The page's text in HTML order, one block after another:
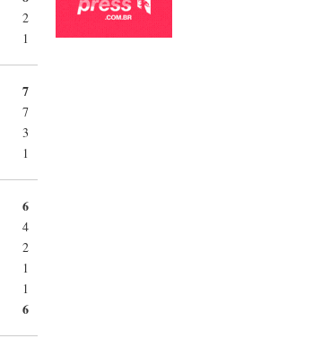
2
1
7
7
3
1
6
4
2
1
1
6